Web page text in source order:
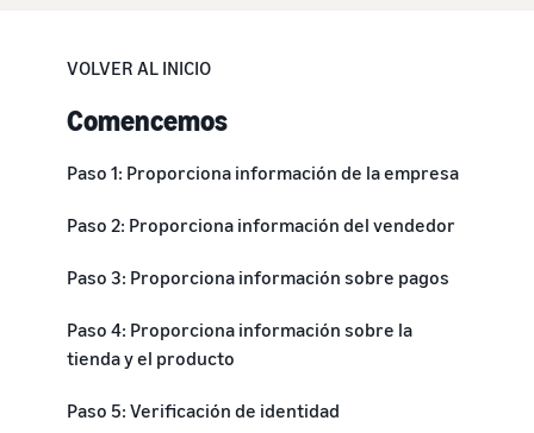
VOLVER AL INICIO
Comencemos
Paso 1: Proporciona información de la empresa
Paso 2: Proporciona información del vendedor
Paso 3: Proporciona información sobre pagos
Paso 4: Proporciona información sobre la
tienda y el producto
Paso 5: Verificación de identidad